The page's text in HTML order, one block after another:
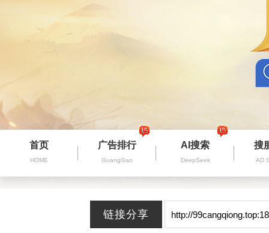
首页
HOME
广告排行
GuangGao
AI搜索
DeepSeek
搜
AD